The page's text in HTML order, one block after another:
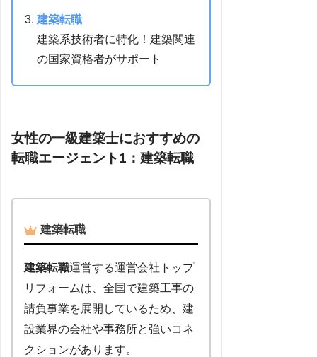
建築転職
建築系技術者に特化！建築関連
の国家資格者がサポート
女性の一級建築士におすすめの
転職エージェント1：建築転職
建築転職
建築転職運営する運営会社トップ
リフォームは、全国で建築工事の
請負事業を展開しているため、建
設業界の会社や事務所と強いコネ
クションがあります。